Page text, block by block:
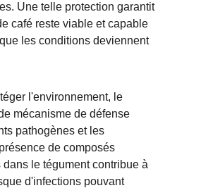
Une telle protection garantit
café reste viable et capable
les conditions deviennent
l'environnement, le
mécanisme de défense
pathogènes et les
de composés
le tégument contribue à
d'infections pouvant